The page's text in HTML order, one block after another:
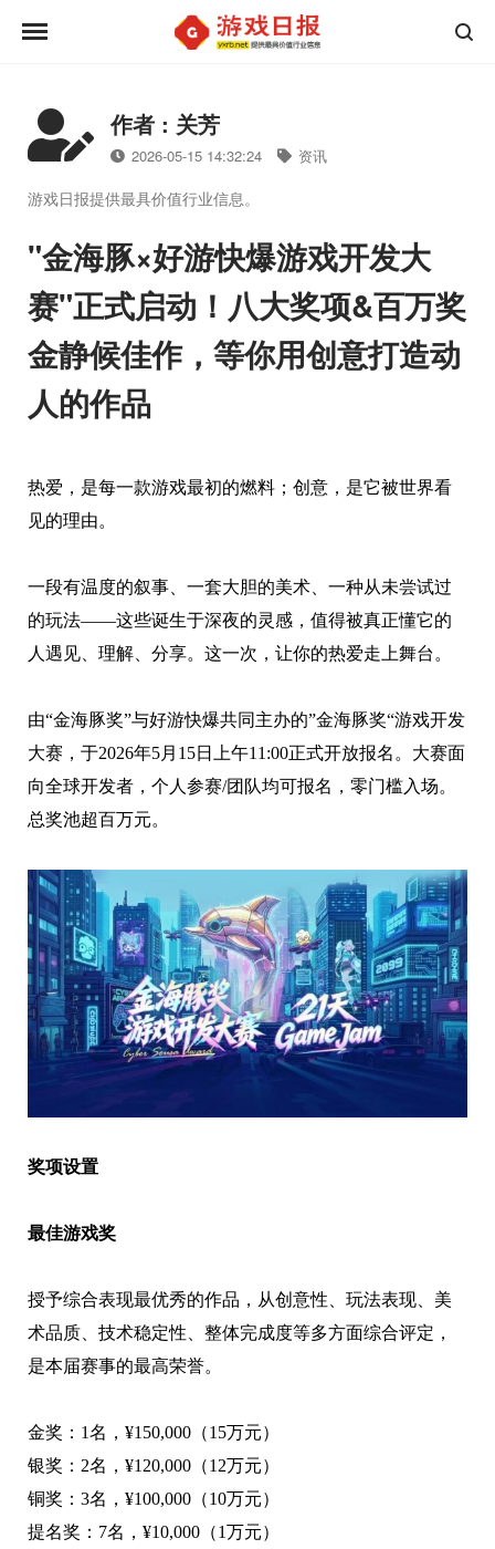
作者 : 关芳
2026-05-15 14:32:24 资讯
游戏日报提供最具价值行业信息。
"金海豚×好游快爆游戏开发大
赛"正式启动！八大奖项&百万奖
金静候佳作，等你用创意打造动
人的作品
热爱，是每一款游戏最初的燃料；创意，是它被世界看
见的理由。
一段有温度的叙事、一套大胆的美术、一种从未尝试过
的玩法——这些诞生于深夜的灵感，值得被真正懂它的
人遇见、理解、分享。这一次，让你的热爱走上舞台。
由“金海豚奖”与好游快爆共同主办的”金海豚奖“游戏开发
大赛，于2026年5月15日上午11:00正式开放报名。大赛面
向全球开发者，个人参赛/团队均可报名，零门槛入场。
总奖池超百万元。
奖项设置
最佳游戏奖
授予综合表现最优秀的作品，从创意性、玩法表现、美
术品质、技术稳定性、整体完成度等多方面综合评定，
是本届赛事的最高荣誉。
金奖：1名，¥150,000（15万元）
银奖：2名，¥120,000（12万元）
铜奖：3名，¥100,000（10万元）
提名奖：7名，¥10,000（1万元）